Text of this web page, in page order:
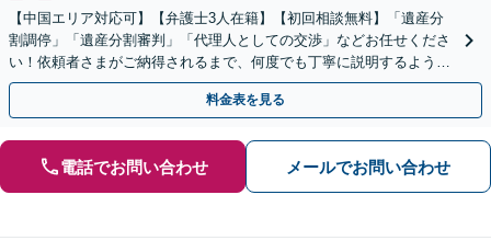
【中国エリア対応可】【弁護士3人在籍】【初回相談無料】「遺産分
割調停」「遺産分割審判」「代理人としての交渉」などお任せくださ
い！依頼者さまがご納得されるまで、何度でも丁寧に説明するよう心
掛けています【土日祝／夜間対応可】【当日／電話相談可】
料金表を見る
電話でお問い合わせ メールでお問い合わせ